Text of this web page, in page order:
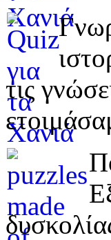
τις